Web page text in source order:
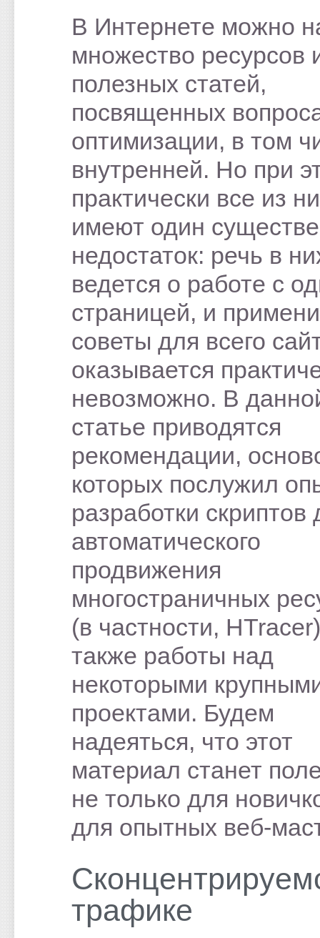
В Интернете можно
множество ресурсов
полезных статей,
посвященных
оптимизации, в том
внутренней. Но при
практически все из
имеют один
недостаток: речь в
ведется о работе с
страницей, и
советы для всего
оказывается
невозможно. В
статье приводятся
рекомендации,
которых послужил
разработки скриптов
автоматического
продвижения
многостраничных
(в частности,
также работы над
некоторыми
проектами. Будем
надеяться, что этот
материал станет
не только для
для опытных веб-
трафике